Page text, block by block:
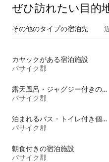
ぜひ訪⁠れ⁠た⁠い目⁠的⁠
その他のタ⁠イ⁠プ⁠の宿⁠泊⁠先
カヤックがある宿泊施設
パサイク郡
露天風呂・ジャグジー付きの宿泊施設
パサイク郡
泊まれるバス・トイレ付き個室
パサイク郡
朝食付きの宿泊施設
パサイク郡